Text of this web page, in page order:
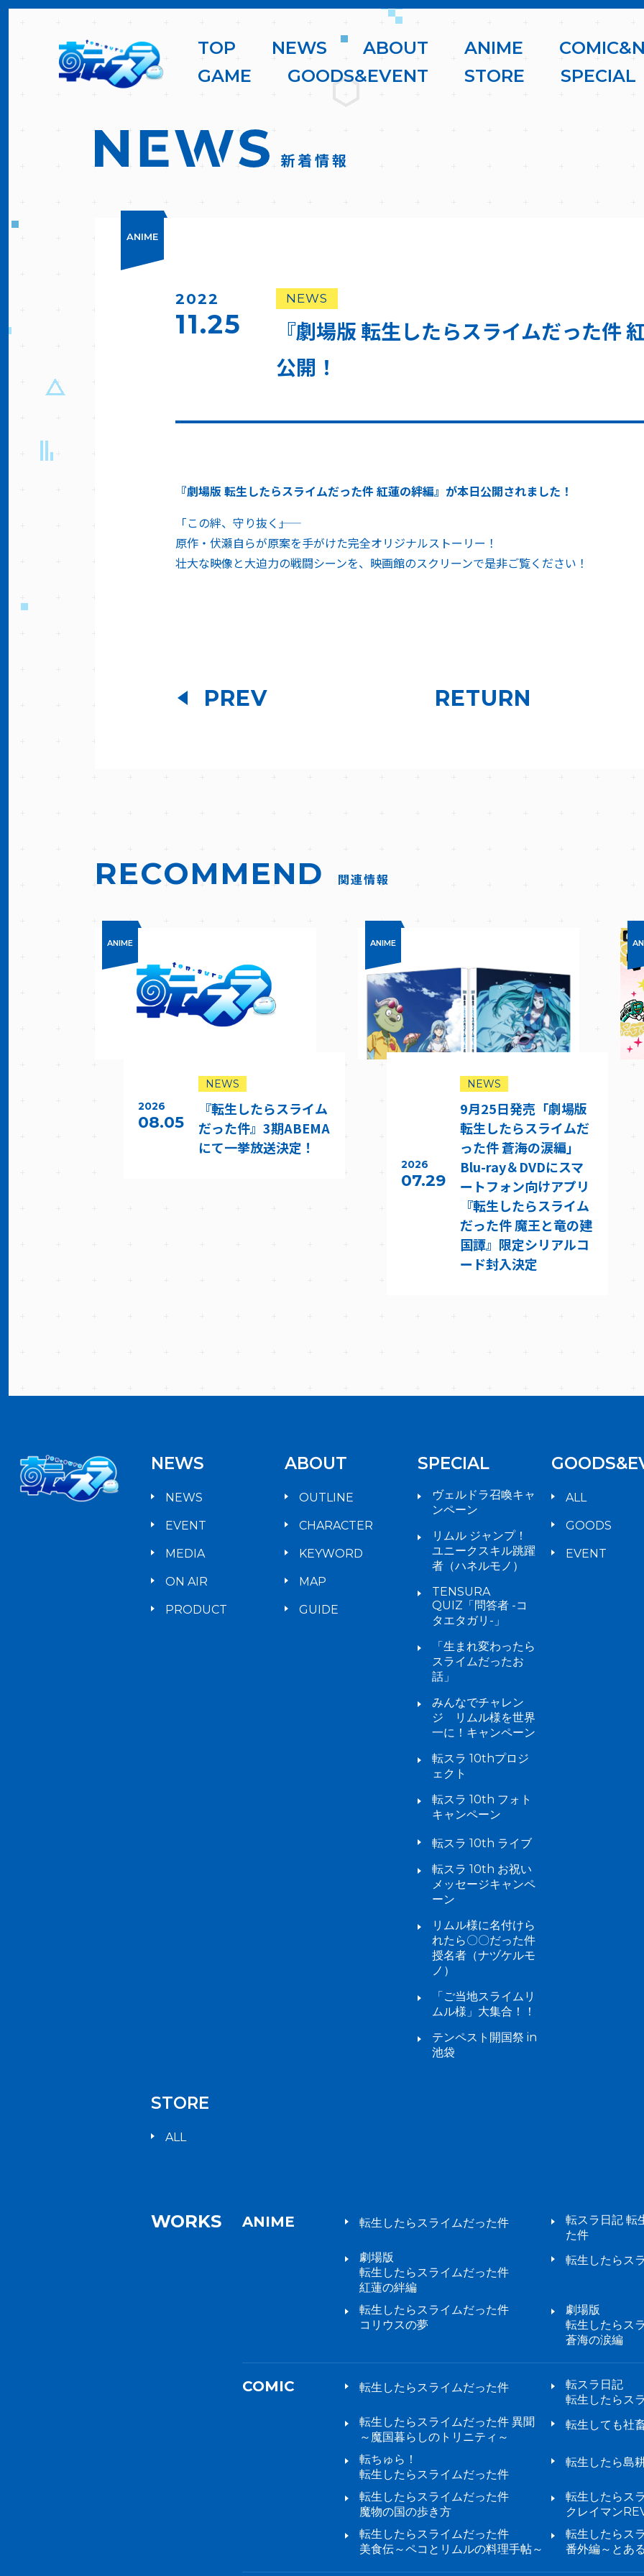
TOP NEWS ABOUT ANIME COMIC&
GAME GOODS&EVENT STORE SPECIAL
新着情報
ANIME
『劇場版 転生したらスライムだった件
公開！
NEWS
2022
11.25
『劇場版 転生したらスライムだった件 紅蓮の絆編』が本日公開されました！
「この絆、守り抜く――」
原作・伏瀬自らが原案を手がけた完全オリジナルストーリー！
壮大な映像と大迫力の戦闘シーンを、映画館のスクリーンで是非ご覧ください！
PREV RETURN
RECOMMEND 関連情報
ANIME
2026
08.05
NEWS
『転生したらスライム
だった件』3期ABEMA
にて一挙放送決定！
ANIME
2026
07.29
NEWS
9月25日発売「劇場版
転生したらスライムだ
った件 蒼海の涙編」
Blu-ray＆DVDにスマ
ートフォン向けアプリ
『転生したらスライム
だった件 魔王と竜の建
国譚』限定シリアルコ
ード封入決定
NEWS
NEWS
EVENT
MEDIA
ON AIR
PRODUCT
ABOUT
OUTLINE
CHARACTER
KEYWORD
MAP
GUIDE
SPECIAL
ヴェルドラ召喚キャ
ンペーン
リムル ジャンプ！
ユニークスキル跳躍
者（ハネルモノ）
TENSURA
QUIZ「問答者 -コ
タエタガリ-」
「生まれ変わったら
スライムだったお
話」
みんなでチャレン
ジ リムル様を世界
一に！キャンペーン
転スラ 10thプロジ
ェクト
転スラ 10th フォト
キャンペーン
転スラ 10th ライブ
転スラ 10th お祝い
メッセージキャンペ
ーン
リムル様に名付けら
れたら〇〇だった件
授名者（ナヅケルモ
ノ）
「ご当地スライムリ
ムル様」大集合！！
テンペスト開国祭 in
池袋
ALL
GOODS
EVENT
STORE
ALL
WORKS ANIME 転生したらスライムだった件
転スラ日記 転
た件
劇場版
転生したらスライムだった件
紅蓮の絆編
転生したらス
転生したらスライムだった件
コリウスの夢
劇場版
転生したらス
蒼海の涙編
COMIC 転生したらスライムだった件
転スラ日記
転生したらス
転生したらスライムだった件 異聞
～魔国暮らしのトリニティ～
転生しても社
転ちゅら！
転生したらスライムだった件
転生したら島
転生したらスライムだった件
魔物の国の歩き方
転生したらス
クレイマン
転生したらスライムだった件
美食伝～ペコとリムルの料理手帖～
転生したらス
番外編～とあ